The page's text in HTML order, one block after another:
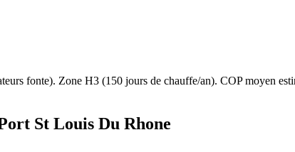
fonte). Zone H3 (150 jours de chauffe/an). COP moyen
St Louis Du Rhone